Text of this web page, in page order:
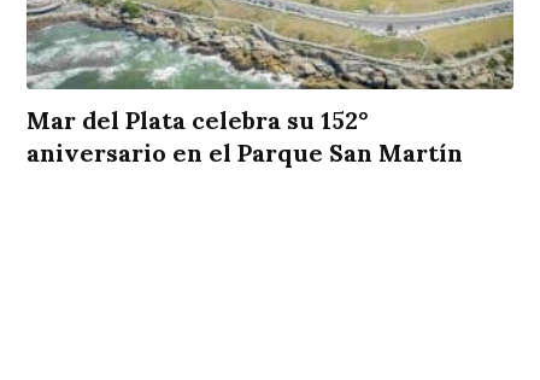
Mar del Plata celebra su 152°
aniversario en el Parque San Martín